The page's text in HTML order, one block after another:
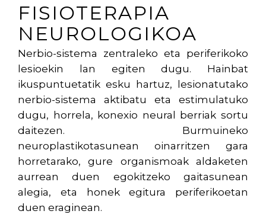
FISIOTERAPIA
NEUROLOGIKOA
Nerbio-sistema zentraleko eta periferikoko
lesioekin lan egiten dugu. Hainbat
ikuspuntuetatik esku hartuz, lesionatutako
nerbio-sistema aktibatu eta estimulatuko
dugu, horrela, konexio neural berriak sortu
daitezen. Burmuineko
neuroplastikotasunean oinarritzen gara
horretarako, gure organismoak aldaketen
aurrean duen egokitzeko gaitasunean
alegia, eta honek egitura periferikoetan
duen eraginean.